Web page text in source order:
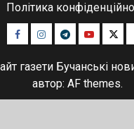
Політика
Facebook
Instagram
TelegramYoutube
газети Бучанські
автор: AF themes.